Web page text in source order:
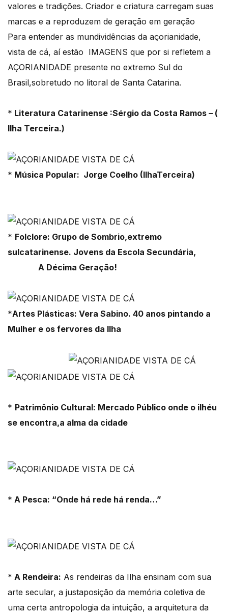
valores e tradições. Criador e criatura carregam suas
marcas e a reproduzem de geração em geração
Para entender as mundividências da açorianidade,
vista de cá, aí estão IMAGENS que por si refletem a
AÇORIANIDADE presente no extremo Sul do
Brasil,sobretudo no litoral de Santa Catarina.
* Literatura Catarinense :Sérgio da Costa Ramos – (
Ilha Terceira.)
* Música Popular: Jorge Coelho (IlhaTerceira)
* Folclore: Grupo de Sombrio,extremo
sulcatarinense. Jovens da Escola Secundária,
A Décima Geração!
*Artes Plásticas: Vera Sabino. 40 anos pintando a
Mulher e os fervores da Ilha
* Patrimônio Cultural: Mercado Público onde o ilhéu
se encontra,a alma da cidade
* A Pesca: “Onde há rede há renda…”
* A Rendeira: As rendeiras da Ilha ensinam com sua
arte secular, a justaposição da memória coletiva de
uma certa antropologia da intuição, a arquitetura da